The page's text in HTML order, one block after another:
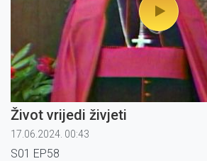
Život vrijedi živjeti
17.06.2024. 00:43
S01 EP58